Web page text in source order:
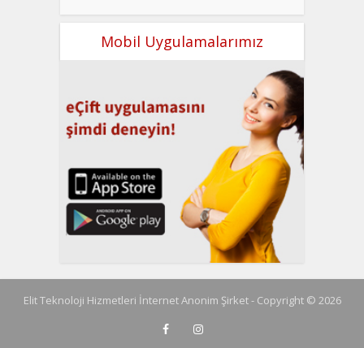
Mobil Uygulamalarımız
Elit Teknoloji Hizmetleri İnternet Anonim Şirket - Copyright © 2026